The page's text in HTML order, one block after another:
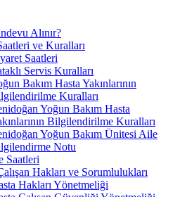
Alınır?
ve Kuralları
Saatleri
Servis Kuralları
Bakım Hasta Yakınlarının
Kuralları
Yoğun Bakım Hasta
Bilgilendirilme Kuralları
Yoğun Bakım Ünitesi Aile
Notu
Saatleri
Hakları ve Sorumlulukları
Hakları Yönetmeliği